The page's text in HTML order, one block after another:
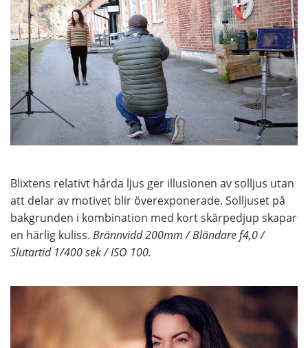
Blixtens relativt hårda ljus ger illusionen av solljus utan
att delar av motivet blir överexponerade. Solljuset på
bakgrunden i kombination med kort skärpedjup skapar
en härlig kuliss. Brännvidd 200mm / Bländare f4,0 /
Slutartid 1/400 sek / ISO 100.